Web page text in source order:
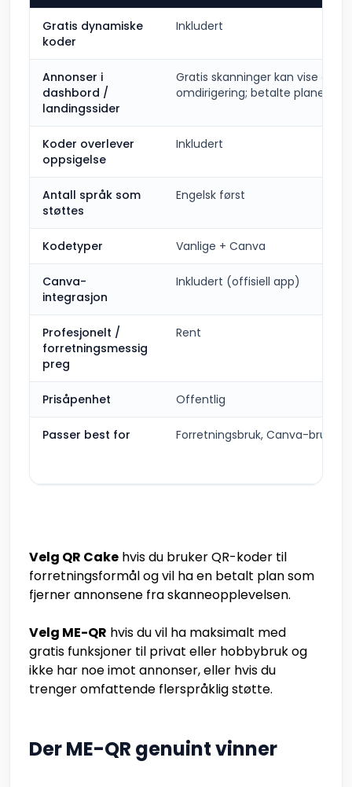
Gratis dynamiske
koder
Inkludert
Annonser i
dashbord /
landingssider
Gratis skanninger kan vise en
omdirigering; betalte planer
Koder overlever
oppsigelse
Inkludert
Antall språk som
støttes
Engelsk først
Kodetyper Vanlige + Canva
Canva-
integrasjon
Inkludert (offisiell app)
Profesjonelt /
forretningsmessig
preg
Rent
Prisåpenhet Offentlig
Passer best for Forretningsbruk, Canva-brukere
Velg QR Cake hvis du bruker QR-koder til
forretningsformål og vil ha en betalt plan som
fjerner annonsene fra skanneopplevelsen.
Velg ME-QR hvis du vil ha maksimalt med
gratis funksjoner til privat eller hobbybruk og
ikke har noe imot annonser, eller hvis du
trenger omfattende flerspråklig støtte.
Der ME-QR genuint vinner